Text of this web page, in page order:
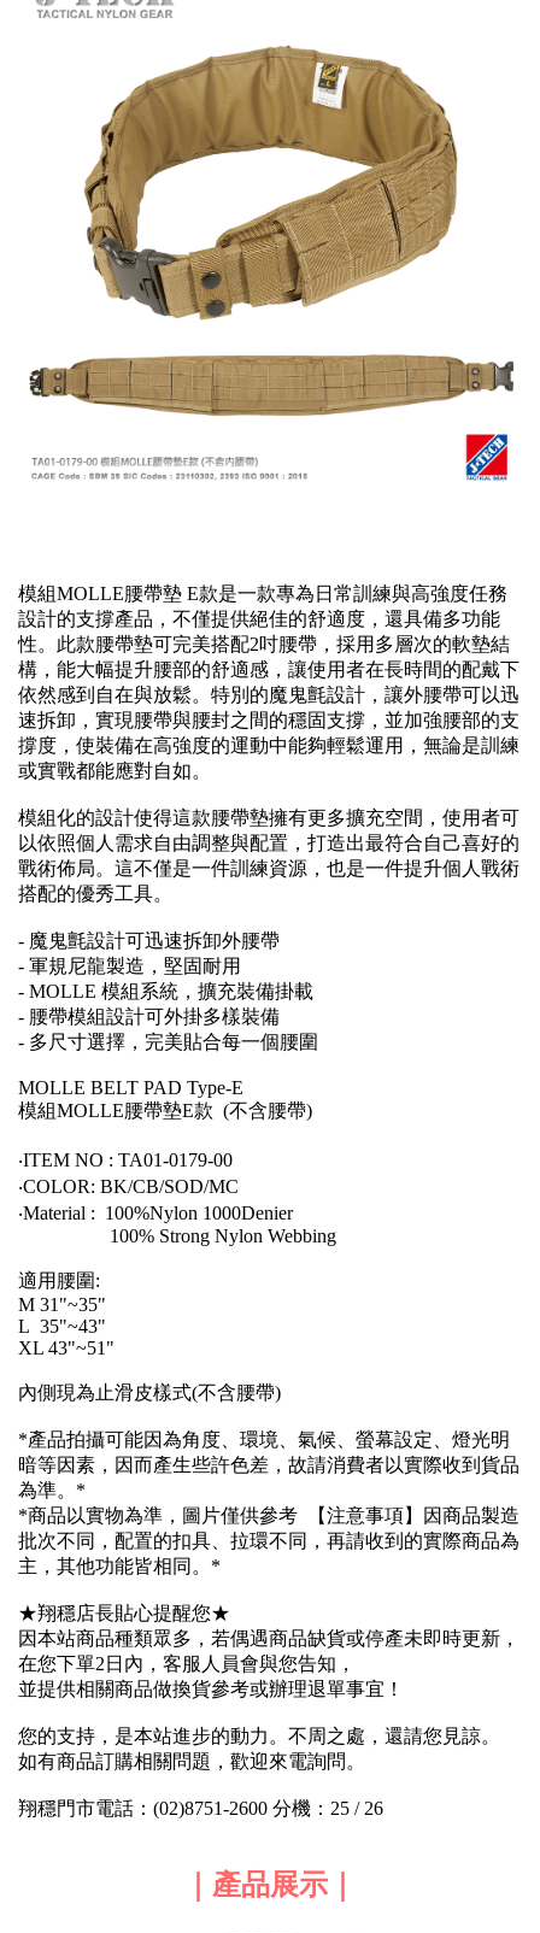
模組MOLLE腰帶墊 E款是一款專為日常訓練與高強度任務
設計的支撐產品，不僅提供絕佳的舒適度，還具備多功能
性。此款腰帶墊可完美搭配2吋腰帶，採用多層次的軟墊結
構，能大幅提升腰部的舒適感，讓使用者在長時間的配戴下
依然感到自在與放鬆。特別的魔鬼氈設計，讓外腰帶可以迅
速拆卸，實現腰帶與腰封之間的穩固支撐，並加強腰部的支
撐度，使裝備在高強度的運動中能夠輕鬆運用，無論是訓練
或實戰都能應對自如。
模組化的設計使得這款腰帶墊擁有更多擴充空間，使用者可
以依照個人需求自由調整與配置，打造出最符合自己喜好的
戰術佈局。這不僅是一件訓練資源，也是一件提升個人戰術
搭配的優秀工具。
- 魔鬼氈設計可迅速拆卸外腰帶
- 軍規尼龍製造，堅固耐用
- MOLLE 模組系統，擴充裝備掛載
- 腰帶模組設計可外掛多樣裝備
- 多尺寸選擇，完美貼合每一個腰圍
MOLLE BELT PAD Type-E
模組MOLLE腰帶墊E款 (不含腰帶)
‧ITEM NO : TA01-0179-00
‧COLOR: BK/CB/SOD/MC
‧Material : 100%Nylon 1000Denier
100% Strong Nylon Webbing
適用腰圍:
M 31"~35"
L 35"~43"
XL 43"~51"
內側現為止滑皮樣式(不含腰帶)
*產品拍攝可能因為角度、環境、氣候、螢幕設定、燈光明
暗等因素，因而產生些許色差，故請消費者以實際收到貨品
為準。*
*商品以實物為準，圖片僅供參考 【注意事項】因商品製造
批次不同，配置的扣具、拉環不同，再請收到的實際商品為
主，其他功能皆相同。*
★翔穩店長貼心提醒您★
因本站商品種類眾多，若偶遇商品缺貨或停產未即時更新，
在您下單2日內，客服人員會與您告知，
並提供相關商品做換貨參考或辦理退單事宜！
您的支持，是本站進步的動力。不周之處，還請您見諒。
如有商品訂購相關問題，歡迎來電詢問。
翔穩門市電話：(02)8751-2600 分機：25 / 26
｜產品展示｜